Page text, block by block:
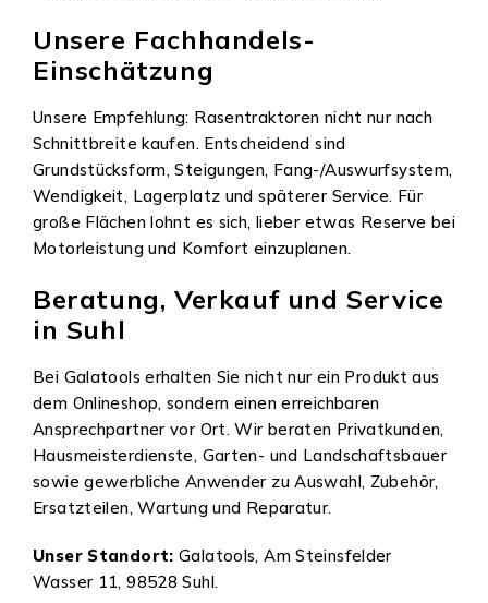
Unsere Fachhandels-
Einschätzung
Unsere Empfehlung: Rasentraktoren nicht nur nach
Schnittbreite kaufen. Entscheidend sind
Grundstücksform, Steigungen, Fang-/Auswurfsystem,
Wendigkeit, Lagerplatz und späterer Service. Für
große Flächen lohnt es sich, lieber etwas Reserve bei
Motorleistung und Komfort einzuplanen.
Beratung, Verkauf und Service
in Suhl
Bei Galatools erhalten Sie nicht nur ein Produkt aus
dem Onlineshop, sondern einen erreichbaren
Ansprechpartner vor Ort. Wir beraten Privatkunden,
Hausmeisterdienste, Garten- und Landschaftsbauer
sowie gewerbliche Anwender zu Auswahl, Zubehör,
Ersatzteilen, Wartung und Reparatur.
Unser Standort: Galatools, Am Steinsfelder
Wasser 11, 98528 Suhl.